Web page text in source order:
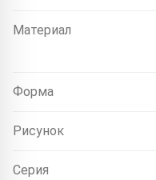
Материал
Форма
Рисунок
Серия